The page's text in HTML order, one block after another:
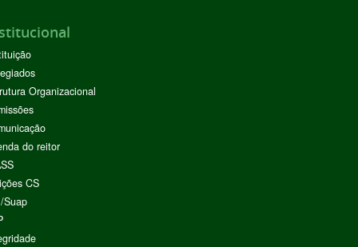
Organizacional
do reitor
CS
Suap